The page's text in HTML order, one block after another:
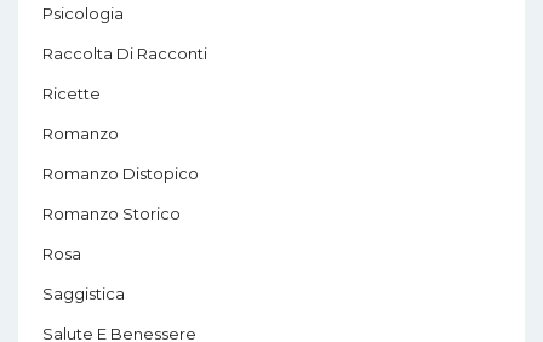
Psicologia
Raccolta Di Racconti
Ricette
Romanzo
Romanzo Distopico
Romanzo Storico
Rosa
Saggistica
Salute E Benessere